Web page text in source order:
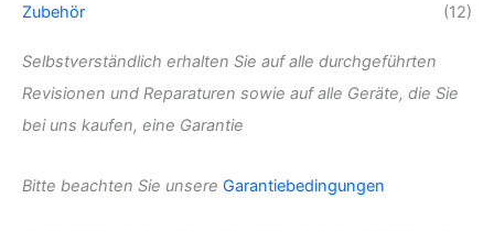
Zubehör
(12)
Selbstverständlich erhalten Sie auf alle durchgeführten
Revisionen und Reparaturen sowie auf alle Geräte, die Sie
bei uns kaufen, eine Garantie
Bitte beachten Sie unsere Garantiebedingungen